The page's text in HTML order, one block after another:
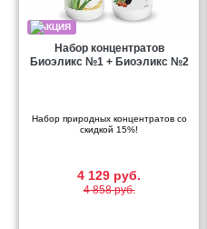
Набор концентратов
Биоэликс №1 + Биоэликс №2
Набор природных концентратов со
скидкой 15%!
4 129 руб.
4 858 руб.